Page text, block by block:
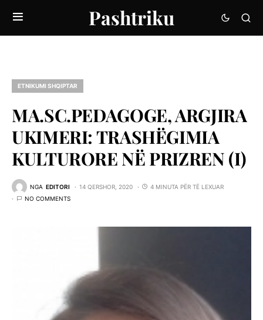
Pashtriku
ETNIKUMI SHQIPTAR
MA.SC.PEDAGOGE, ARGJIRA
UKIMERI: TRASHËGIMIA
KULTURORE NË PRIZREN (I)
NGA EDITORI 14 QERSHOR, 2020
4 MINUTA PËR TË LEXUAR
NO COMMENTS